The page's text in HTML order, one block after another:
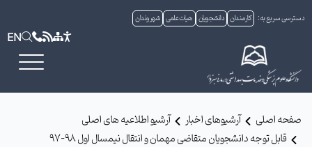
دسترسی سریع به: کارمندان دانشجویان هیات علمی شهروندان
EN
صفحه اصلی آرشیوهای اخبار
آرشیو اطلاعیه های اصلی
قابل توجه دانشجویان متقاضی مهمان و انتقال نیمسال اول 98–97